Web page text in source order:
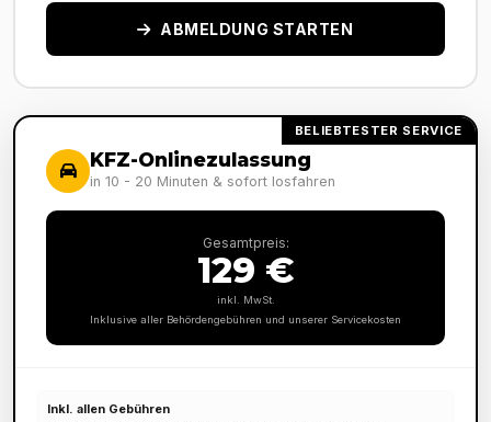
ABMELDUNG STARTEN
BELIEBTESTER SERVICE
KFZ-Onlinezulassung
in 10 - 20 Minuten & sofort losfahren
Gesamtpreis:
129 €
inkl. MwSt.
Inklusive aller Behördengebühren und unserer Servicekosten
Inkl. allen Gebühren